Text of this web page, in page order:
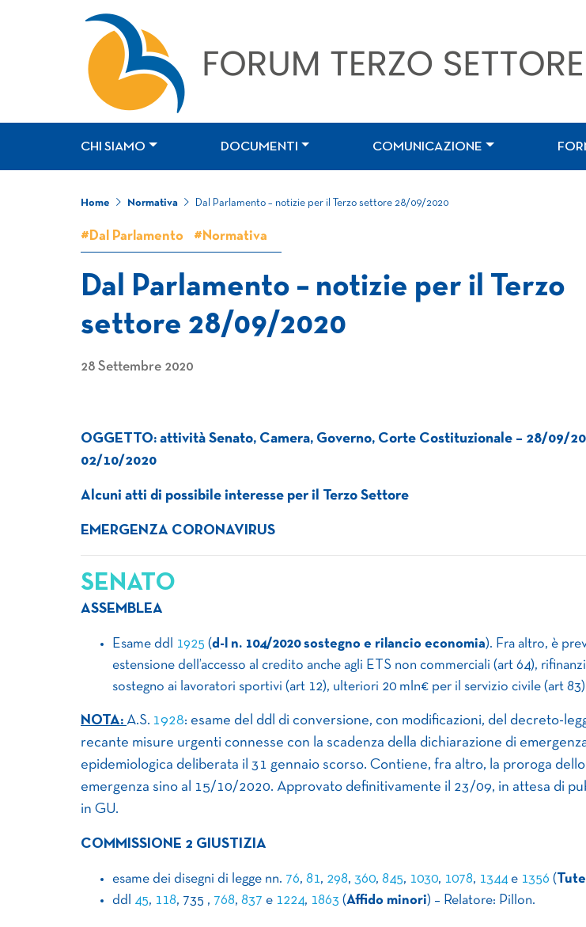
CHI SIAMO DOCUMENTI COMUNICAZIONE
Home Normativa Dal Parlamento – notizie per il Terzo settore 28/09/2020
#Dal Parlamento #Normativa
Dal Parlamento – notizie per il Terzo
settore 28/09/2020
28 Settembre 2020
OGGETTO: attività Senato, Camera, Governo, Corte Costituzionale – 28/09/
02/10/2020
Alcuni atti di possibile interesse per il Terzo Settore
EMERGENZA CORONAVIRUS
SENATO
ASSEMBLEA
Esame ddl 1925 (d-l n. 104/2020 sostegno e rilancio economia). Fra altro, è
estensione dell’accesso al credito anche agli ETS non commerciali (art 64),
sostegno ai lavoratori sportivi (art 12), ulteriori 20 mln€ per il servizio civile (art
NOTA: A.S. 1928: esame del ddl di conversione, con modificazioni, del decreto-
recante misure urgenti connesse con la scadenza della dichiarazione di
epidemiologica deliberata il 31 gennaio scorso. Contiene, fra altro, la proroga
emergenza sino al 15/10/2020. Approvato definitivamente il 23/09, in attesa di
in GU.
COMMISSIONE 2 GIUSTIZIA
esame dei disegni di legge nn. 76, 81, 298, 360, 845, 1030, 1078, 1344 e 1356 (
ddl 45, 118, 735 , 768, 837 e 1224, 1863 (Affido minori) – Relatore: Pillon.